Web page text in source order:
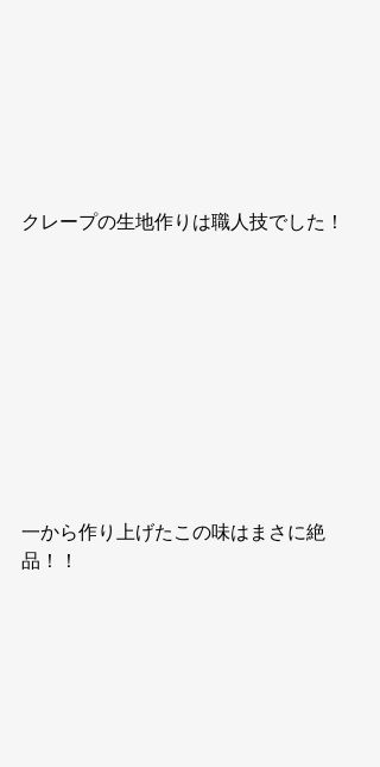
クレープの生地作りは職人技でした！
一から作り上げたこの味はまさに絶
品！！